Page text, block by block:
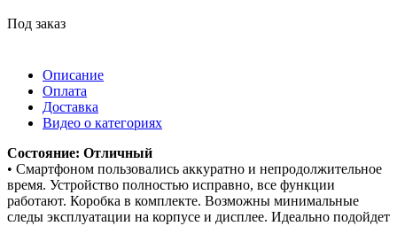
Под заказ
Описание
Оплата
Доставка
Видео о категориях
Состояние: Отличный
• Смартфоном пользовались аккуратно и непродолжительное
время. Устройство полностью исправно, все функции
работают. Коробка в комплекте. Возможны минимальные
следы эксплуатации на корпусе и дисплее. Идеально подойдет